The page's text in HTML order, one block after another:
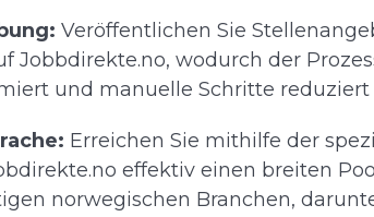
Veröffentlichen Sie
Jobbdirekte.no, wodurch der
und manuelle Schritte reduziert
Erreichen Sie mithilfe der
effektiv einen breiten
norwegischen Branchen,